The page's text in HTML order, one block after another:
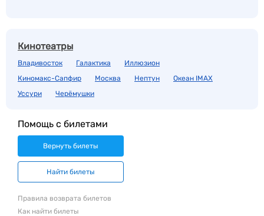
Кинотеатры
Владивосток Галактика
Иллюзион
Киномакс-Сапфир
Москва Нептун
Океан IMAX
Уссури
Черёмушки
Помощь с билетами
Вернуть билеты
Найти билеты
Правила возврата билетов
Как найти билеты